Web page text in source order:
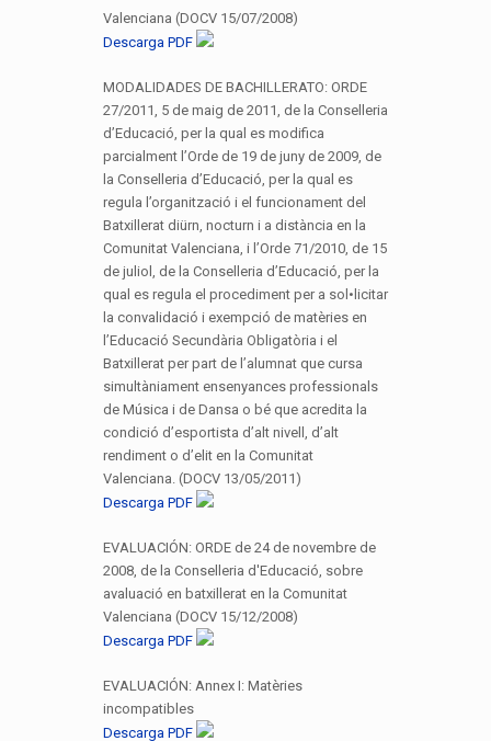
Valenciana (DOCV 15/07/2008)
Descarga PDF
MODALIDADES DE BACHILLERATO: ORDE
27/2011, 5 de maig de 2011, de la Conselleria
d’Educació, per la qual es modifica
parcialment l’Orde de 19 de juny de 2009, de
la Conselleria d’Educació, per la qual es
regula l’organització i el funcionament del
Batxillerat diürn, nocturn i a distància en la
Comunitat Valenciana, i l’Orde 71/2010, de 15
de juliol, de la Conselleria d’Educació, per la
qual es regula el procediment per a sol•licitar
la convalidació i exempció de matèries en
l’Educació Secundària Obligatòria i el
Batxillerat per part de l’alumnat que cursa
simultàniament ensenyances professionals
de Música i de Dansa o bé que acredita la
condició d’esportista d’alt nivell, d’alt
rendiment o d’elit en la Comunitat
Valenciana. (DOCV 13/05/2011)
Descarga PDF
EVALUACIÓN: ORDE de 24 de novembre de
2008, de la Conselleria d'Educació, sobre
avaluació en batxillerat en la Comunitat
Valenciana (DOCV 15/12/2008)
Descarga PDF
EVALUACIÓN: Annex I: Matèries
incompatibles
Descarga PDF